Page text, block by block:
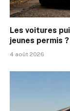
Les voitures
jeunes permis ?
4 août 2026